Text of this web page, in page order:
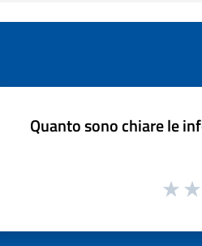
Quanto sono chiare le